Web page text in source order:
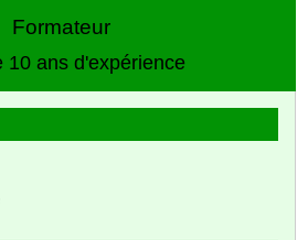
Formateur
10 ans d'expérience